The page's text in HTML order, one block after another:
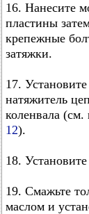
16. Нанесите
пластины
крепежные
затяжки.
17.
натяжитель
коленвала (см.
12).
18.
19. Смажьте
маслом и